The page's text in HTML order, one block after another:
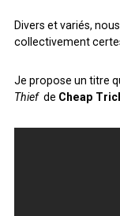
SONG OF THE WEEK
ARCHIVES
ARCHIVES
Divers et variés,
collectivement
Je propose un titre
Thiefde Cheap